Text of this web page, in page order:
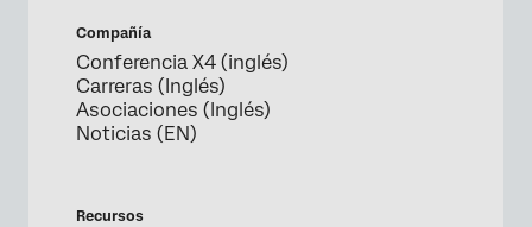
Compañía
Conferencia X4 (inglés)
Carreras (Inglés)
Asociaciones (Inglés)
Noticias (EN)
Recursos